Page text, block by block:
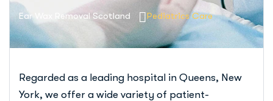
Ear Wax Removal Scotland Pediatrics Care
Regarded as a leading hospital in Queens, New
York, we offer a wide variety of patient-